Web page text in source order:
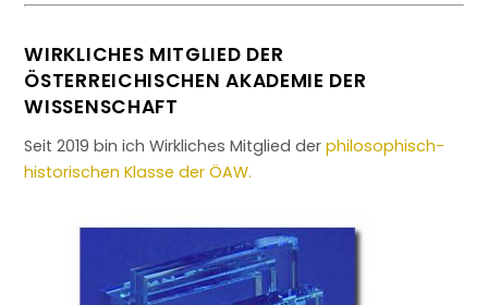
WIRKLICHES MITGLIED DER
ÖSTERREICHISCHEN AKADEMIE DER
WISSENSCHAFT
Seit 2019 bin ich Wirkliches Mitglied derphilosophisch-
historischen Klasse der ÖAW.